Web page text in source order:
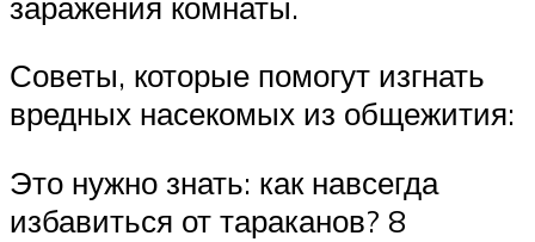
Советы, которые помогут изгнать
вредных насекомых из общежития:
Это нужно знать: как навсегда
избавиться от тараканов? 8